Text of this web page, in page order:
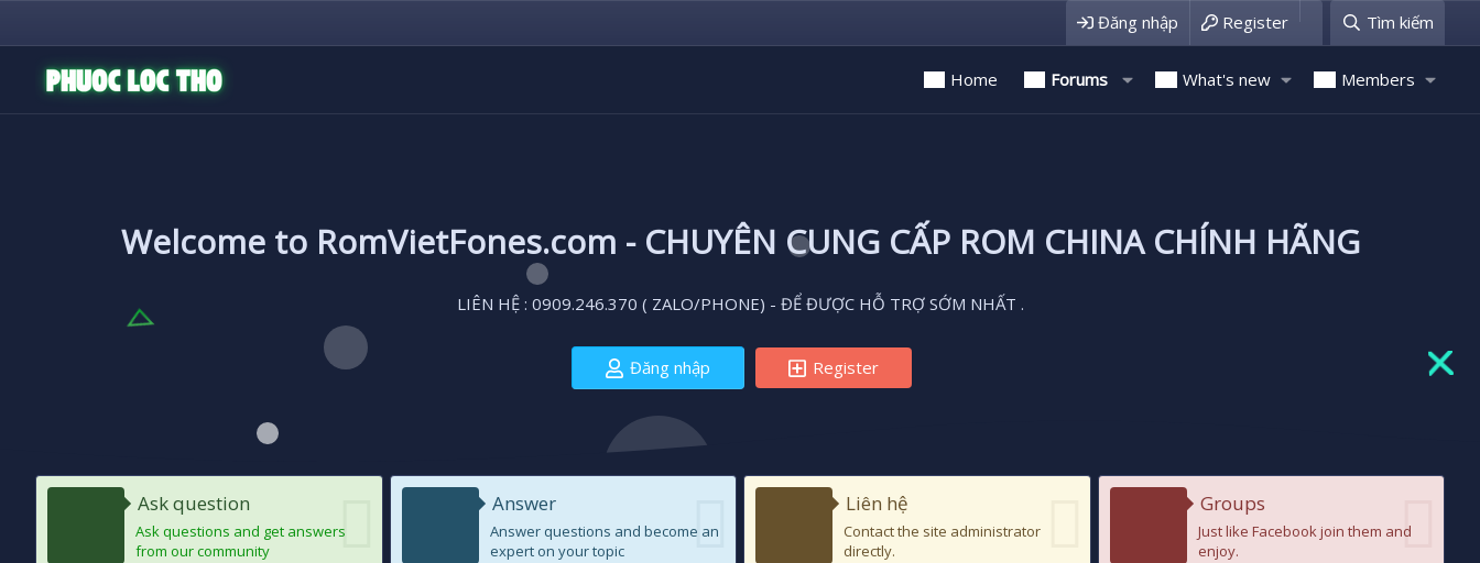
Đăng nhập Register Tìm kiếm
Home Forums What's new Members
Welcome to RomVietFones.com - CHUYÊN CUNG CẤP ROM CHINA CHÍNH HÃNG
LIÊN HỆ : 0909.246.370 ( ZALO/PHONE) - ĐỂ ĐƯỢC HỖ TRỢ SỚM NHẤT .
Đăng nhập Register
Ask question
Ask questions and get answers
from our community
Answer
Answer questions and become an
expert on your topic
Liên hệ
Contact the site administrator
directly.
Groups
Just like Facebook join them and
enjoy.